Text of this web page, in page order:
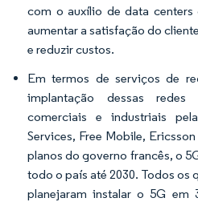
com o auxílio de data centers
aumentar a satisfação do
e reduzir custos.
Em termos de serviços de
implantação dessas
comerciais e industriais
Services, Free Mobile,
planos do governo francês, o
todo o país até 2030. Todos os
planejaram instalar o 5G em